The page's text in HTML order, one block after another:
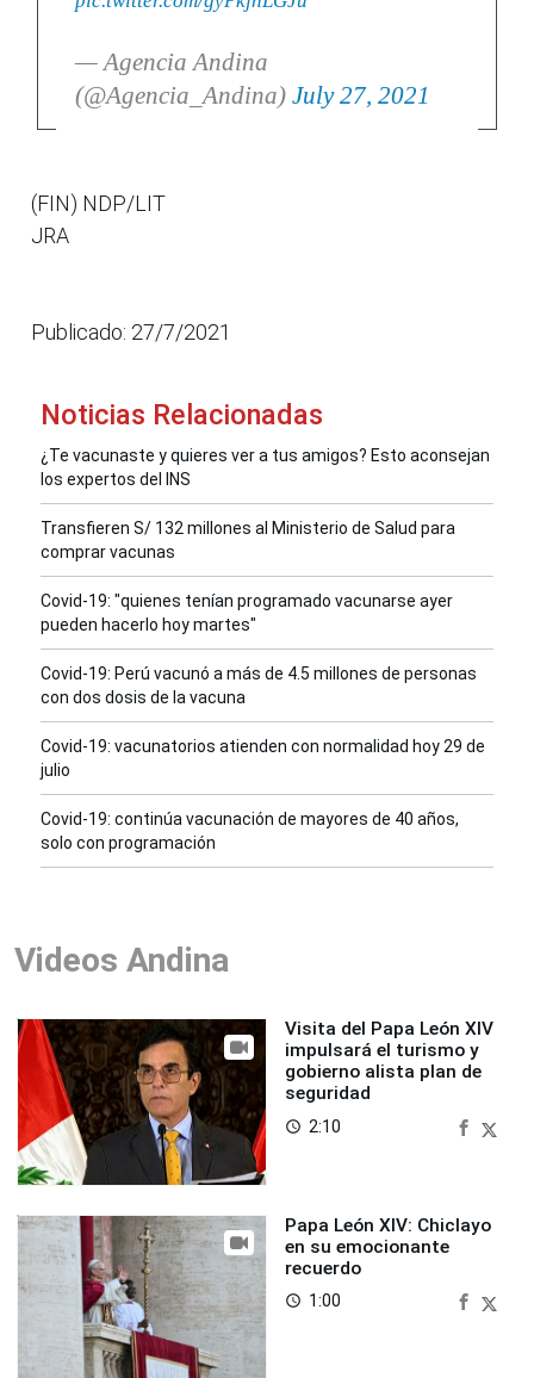
— Agencia Andina
(@Agencia_Andina) July 27, 2021
(FIN) NDP/LIT
JRA
Publicado: 27/7/2021
Noticias Relacionadas
¿Te vacunaste y quieres ver a tus amigos? Esto aconsejan
los expertos del INS
Transfieren S/ 132 millones al Ministerio de Salud para
comprar vacunas
Covid-19: "quienes tenían programado vacunarse ayer
pueden hacerlo hoy martes"
Covid-19: Perú vacunó a más de 4.5 millones de personas
con dos dosis de la vacuna
Covid-19: vacunatorios atienden con normalidad hoy 29 de
julio
Covid-19: continúa vacunación de mayores de 40 años,
solo con programación
Videos Andina
Visita del Papa León XIV
impulsará el turismo y
gobierno alista plan de
seguridad
access_time 2:10
Papa León XIV: Chiclayo
en su emocionante
recuerdo
access_time 1:00